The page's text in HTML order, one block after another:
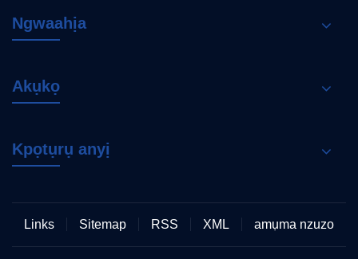
Ngwaahịa
Akụkọ
Kpọtụrụ anyị
Links Sitemap RSS XML amụma nzuzo